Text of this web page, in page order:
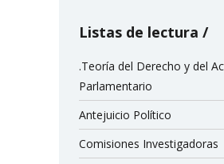
Listas de lectura
.Teoría del Derecho y del
Parlamentario
Antejuicio Político
Comisiones Investigadoras